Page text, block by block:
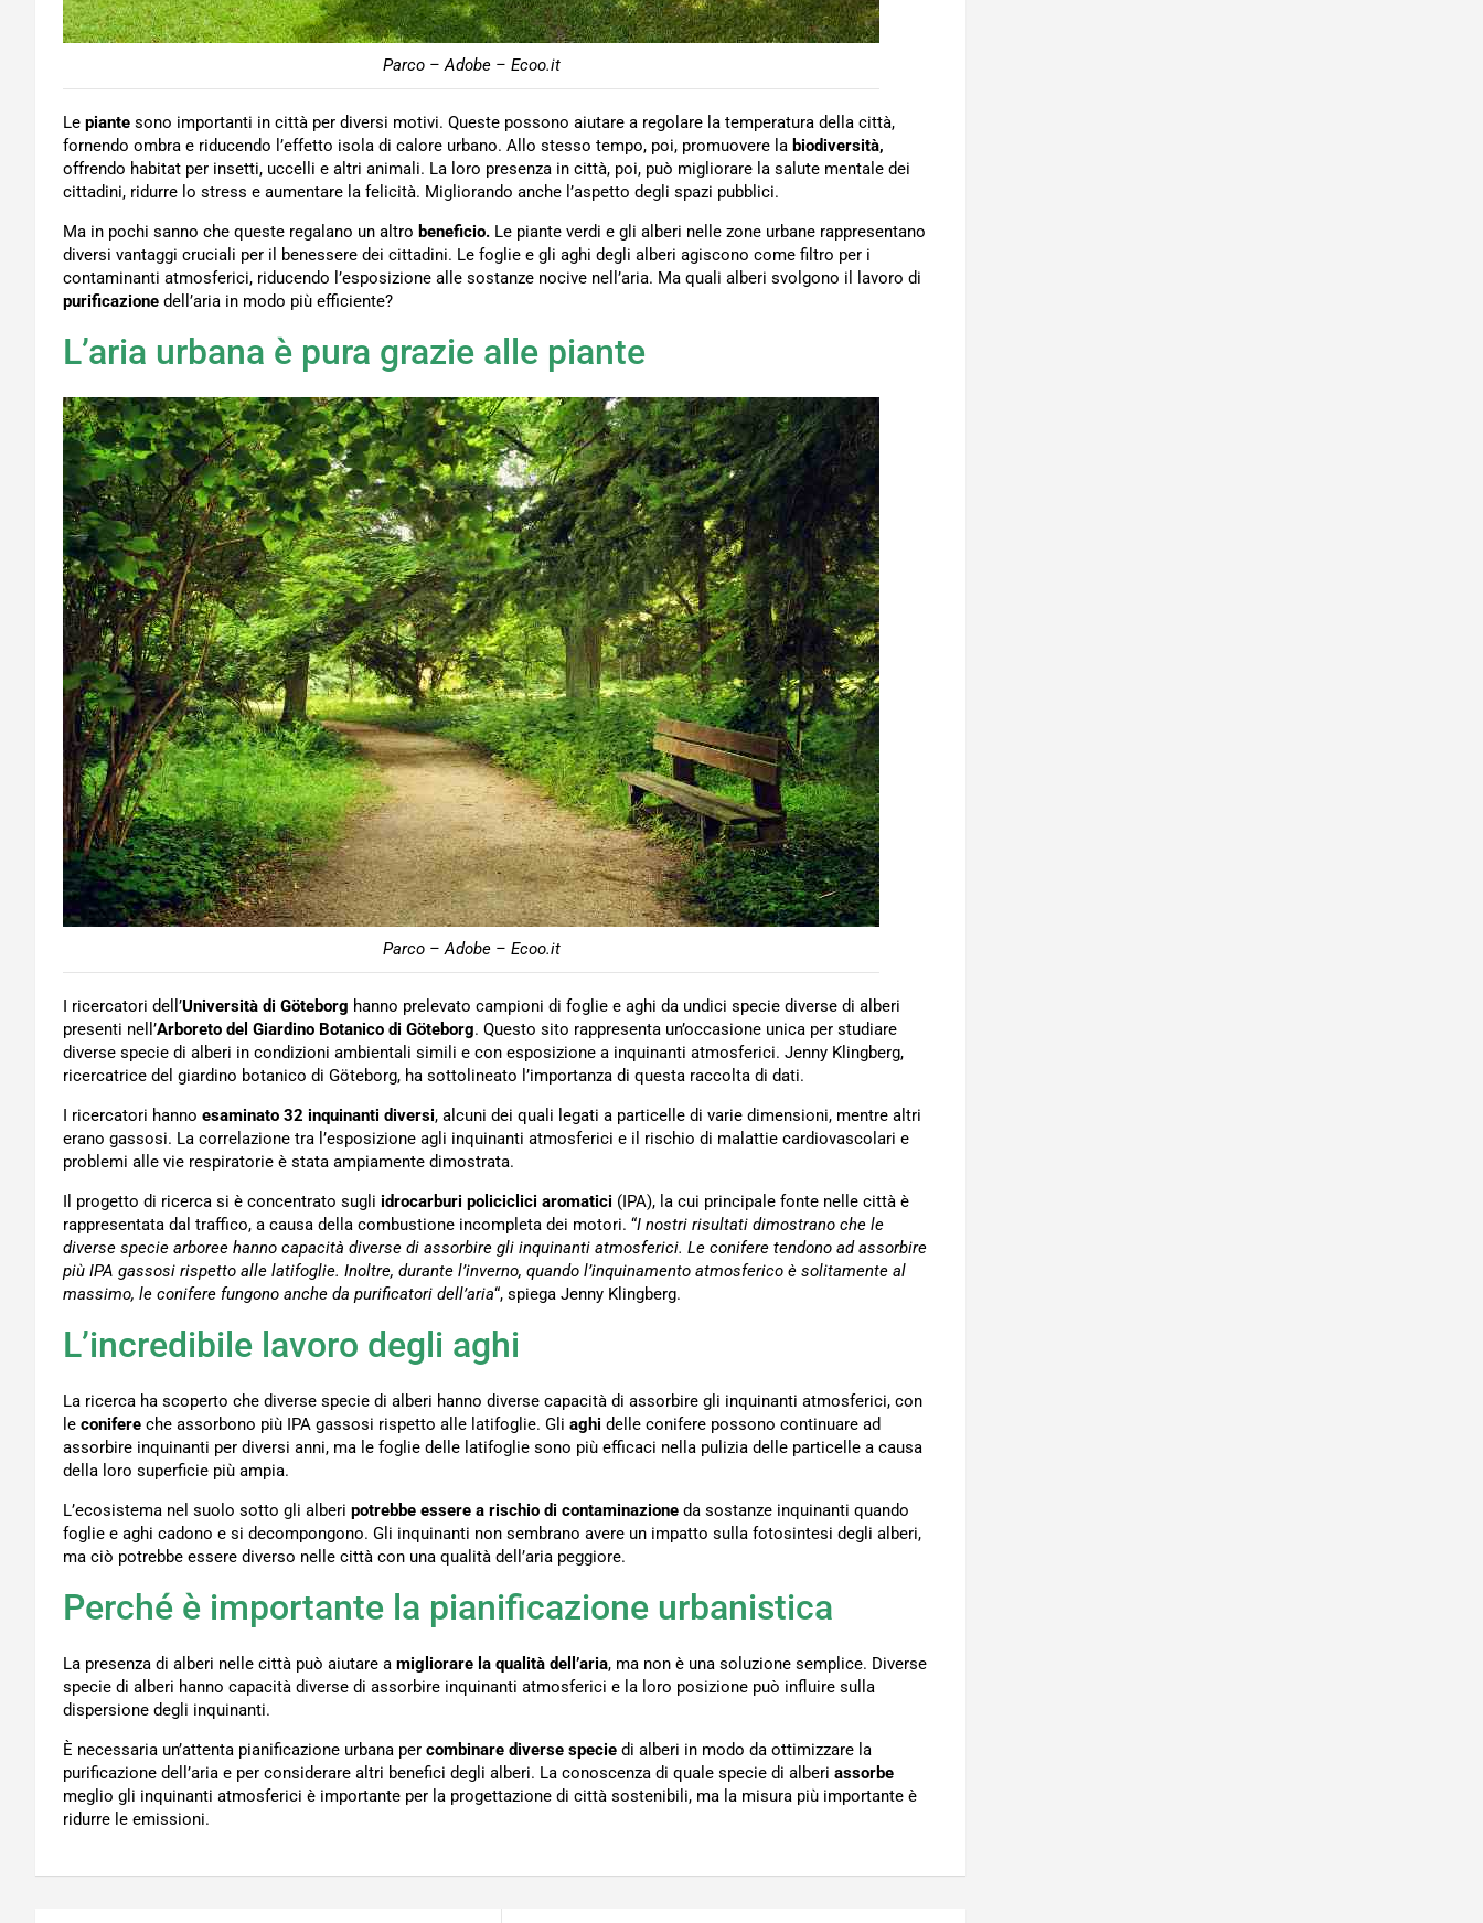
Parco – Adobe – Ecoo.it
Le piante sono importanti in città per diversi motivi. Queste possono aiutare a regolare la temperatura della città,
fornendo ombra e riducendo l’effetto isola di calore urbano. Allo stesso tempo, poi, promuovere la biodiversità,
offrendo habitat per insetti, uccelli e altri animali. La loro presenza in città, poi, può migliorare la salute mentale dei
cittadini, ridurre lo stress e aumentare la felicità. Migliorando anche l’aspetto degli spazi pubblici.
Ma in pochi sanno che queste regalano un altro beneficio. Le piante verdi e gli alberi nelle zone urbane rappresentano
diversi vantaggi cruciali per il benessere dei cittadini. Le foglie e gli aghi degli alberi agiscono come filtro per i
contaminanti atmosferici, riducendo l’esposizione alle sostanze nocive nell’aria. Ma quali alberi svolgono il lavoro di
purificazione dell’aria in modo più efficiente?
L’aria urbana è pura grazie alle piante
Parco – Adobe – Ecoo.it
I ricercatori dell’Università di Göteborg hanno prelevato campioni di foglie e aghi da undici specie diverse di alberi
presenti nell’Arboreto del Giardino Botanico di Göteborg. Questo sito rappresenta un’occasione unica per studiare
diverse specie di alberi in condizioni ambientali simili e con esposizione a inquinanti atmosferici. Jenny Klingberg,
ricercatrice del giardino botanico di Göteborg, ha sottolineato l’importanza di questa raccolta di dati.
I ricercatori hanno esaminato 32 inquinanti diversi, alcuni dei quali legati a particelle di varie dimensioni, mentre altri
erano gassosi. La correlazione tra l’esposizione agli inquinanti atmosferici e il rischio di malattie cardiovascolari e
problemi alle vie respiratorie è stata ampiamente dimostrata.
Il progetto di ricerca si è concentrato sugli idrocarburi policiclici aromatici (IPA), la cui principale fonte nelle città è
rappresentata dal traffico, a causa della combustione incompleta dei motori. “I nostri risultati dimostrano che le
diverse specie arboree hanno capacità diverse di assorbire gli inquinanti atmosferici. Le conifere tendono ad assorbire
più IPA gassosi rispetto alle latifoglie. Inoltre, durante l’inverno, quando l’inquinamento atmosferico è solitamente al
massimo, le conifere fungono anche da purificatori dell’aria“, spiega Jenny Klingberg.
L’incredibile lavoro degli aghi
La ricerca ha scoperto che diverse specie di alberi hanno diverse capacità di assorbire gli inquinanti atmosferici, con
le conifere che assorbono più IPA gassosi rispetto alle latifoglie. Gli aghi delle conifere possono continuare ad
assorbire inquinanti per diversi anni, ma le foglie delle latifoglie sono più efficaci nella pulizia delle particelle a causa
della loro superficie più ampia.
L’ecosistema nel suolo sotto gli alberi potrebbe essere a rischio di contaminazione da sostanze inquinanti quando
foglie e aghi cadono e si decompongono. Gli inquinanti non sembrano avere un impatto sulla fotosintesi degli alberi,
ma ciò potrebbe essere diverso nelle città con una qualità dell’aria peggiore.
Perché è importante la pianificazione urbanistica
La presenza di alberi nelle città può aiutare a migliorare la qualità dell’aria, ma non è una soluzione semplice. Diverse
specie di alberi hanno capacità diverse di assorbire inquinanti atmosferici e la loro posizione può influire sulla
dispersione degli inquinanti.
È necessaria un’attenta pianificazione urbana per combinare diverse specie di alberi in modo da ottimizzare la
purificazione dell’aria e per considerare altri benefici degli alberi. La conoscenza di quale specie di alberi assorbe
meglio gli inquinanti atmosferici è importante per la progettazione di città sostenibili, ma la misura più importante è
ridurre le emissioni.